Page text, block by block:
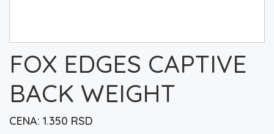
FOX EDGES CAPTIVE
BACK WEIGHT
1.350 RSD